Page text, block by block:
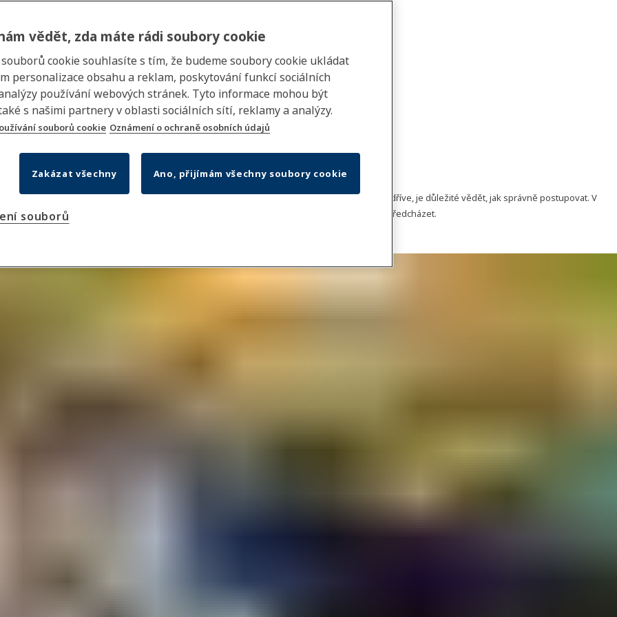
v zámku? Přehledný návod
den. Ať už se vám nedaří odemknout byt, nebo klíč v zámku neotáčí tak hladce jako dříve, je důležité vědět, jak správně postupovat. V
v případě zaseknuté cylindrické vložky, a ukážeme vám, jak tomuto nepříjemnému zážitku předcházet.
vědět, zda máte rádi soubory cookie
cookie souhlasíte s tím, že budeme soubory cookie ukládat
personalizace obsahu a reklam, poskytování funkcí sociálních
používání webových stránek. Tyto informace mohou být
s našimi partnery v oblasti sociálních sítí, reklamy a analýzy.
souborů cookie Oznámení o ochraně osobních údajů
Zakázat všechny Ano, přijímám všechny soubory cookie
souborů